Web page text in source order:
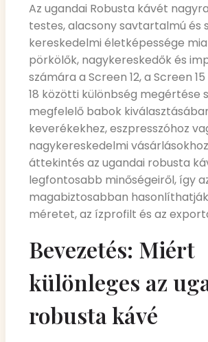
Az ugandai Robusta kávét
testes, alacsony savtartalmú és
kereskedelmi életképessége
pörkölők, nagykereskedők és
számára a Screen 12, a Screen
18 közötti különbség megértése
megfelelő babok
keverékekhez, eszpresszóhoz
nagykereskedelmi
áttekintés az ugandai robusta
legfontosabb minőségeiről, így
magabiztosabban
méretet, az ízprofilt és az
Bevezetés: Miért
különleges az
robusta kávé